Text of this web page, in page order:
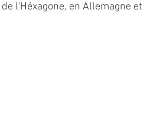
l'Héxagone, en Allemagne et